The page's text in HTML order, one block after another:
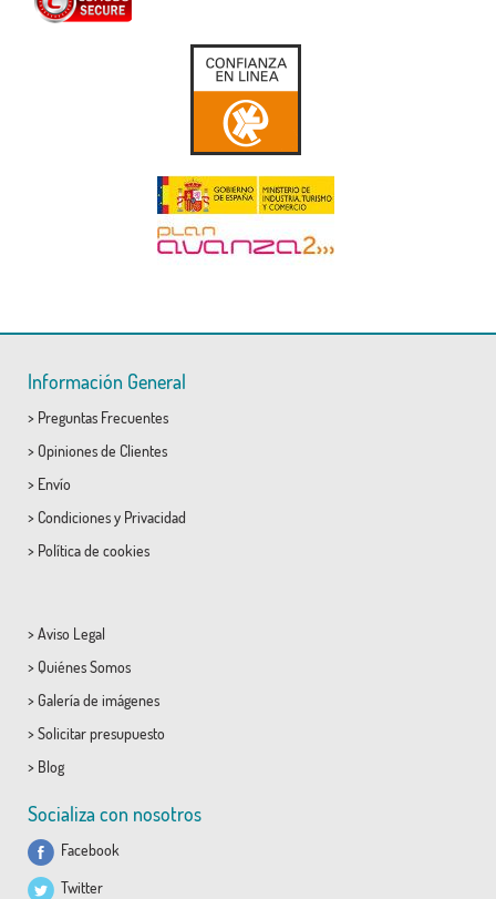
Información General
> Preguntas Frecuentes
> Opiniones de Clientes
> Envío
> Condicionesy Privacidad
> Política de cookies
> Aviso Legal
> Quiénes Somos
> Galería de imágenes
> Solicitar presupuesto
> Blog
Socializa con nosotros
Facebook
Twitter